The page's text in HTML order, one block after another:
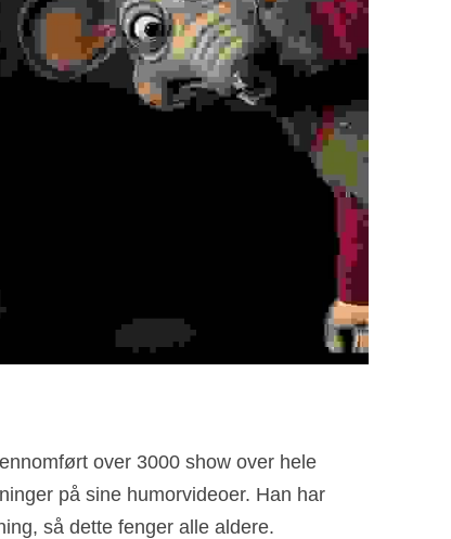
over 3000 show over hele
på sine humorvideoer. Han har
så dette fenger alle aldere.